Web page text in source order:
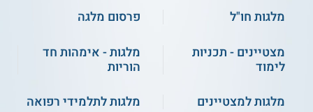
מלגות חו"ל
פרסום מלגה
מצטיינים - תכניות
לימוד
מלגות - אימהות חד
הוריות
מלגות למצטיינים
מלגות לתלמידי רפואה